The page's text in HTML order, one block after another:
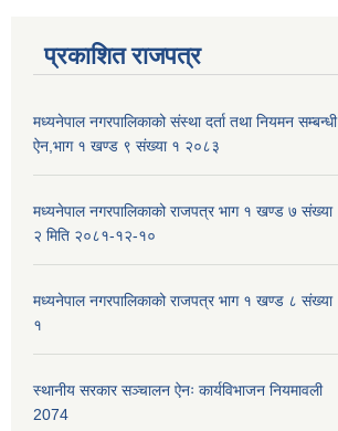
प्रकाशित राजपत्र
मध्यनेपाल नगरपालिकाको संस्था दर्ता तथा नियमन सम्बन्धी
ऐन,भाग १ खण्ड ९ संख्या १ २०८३
मध्यनेपाल नगरपालिकाको राजपत्र भाग १ खण्ड ७ संख्या
२ मिति २०८१-१२-१०
मध्यनेपाल नगरपालिकाको राजपत्र भाग १ खण्ड ८ संख्या
१
स्थानीय सरकार सञ्चालन ऐनः कार्यविभाजन नियमावली
2074